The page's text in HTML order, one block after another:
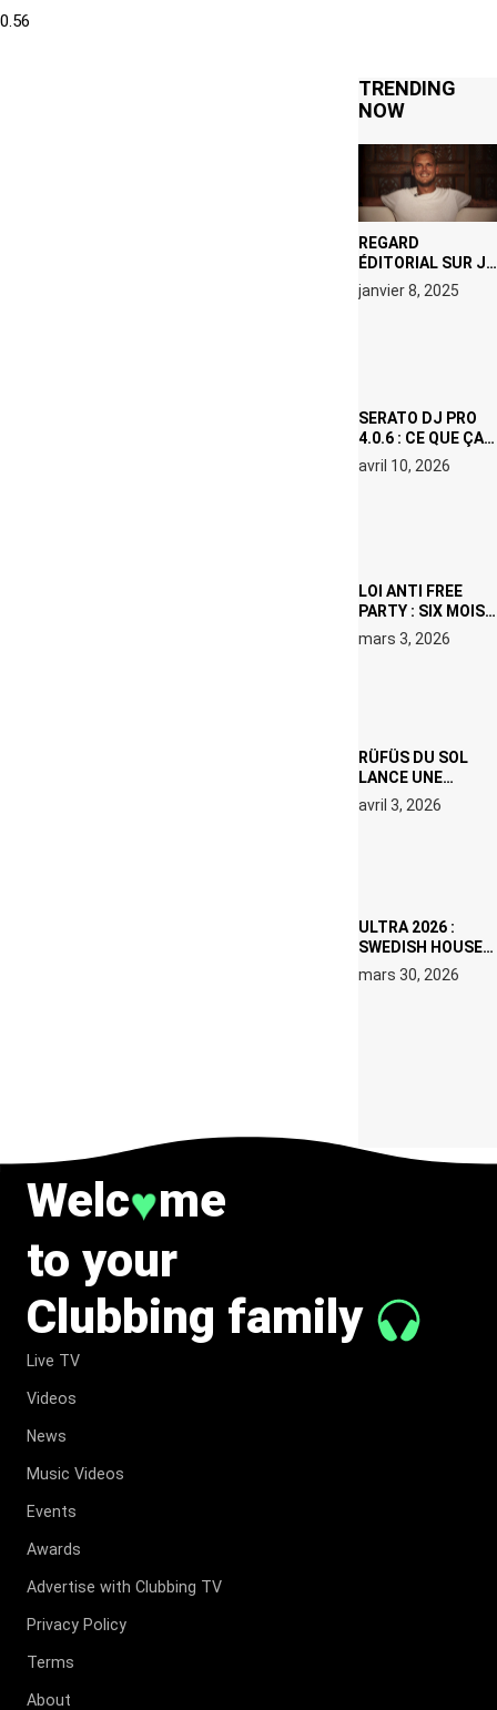
TRENDING
NOW
REGARD
ÉDITORIAL SUR JE
M’APPELLE TIM
(NETFLIX) : AVICII,
janvier 8, 2025
SERATO DJ PRO
4.0.6 : CE QUE ÇA
CHANGE, MÊME SI
VOUS N’ÊTES NI
avril 10, 2026
LOI ANTI FREE
PARTY : SIX MOIS
DE PRISON ET 5
000 € D’AMENDE
mars 3, 2026
RÜFÜS DU SOL
LANCE UNE
RÉSIDENCE DJ
SET DE QUATRE
avril 3, 2026
ULTRA 2026 :
SWEDISH HOUSE
MAFIA RETROUVE
ERIC PRYDZ DANS
mars 30, 2026
Welc♥me
to your
Clubbing family
Live TV
Videos
News
Music Videos
Events
Awards
Advertise with Clubbing TV
Privacy Policy
Terms
About